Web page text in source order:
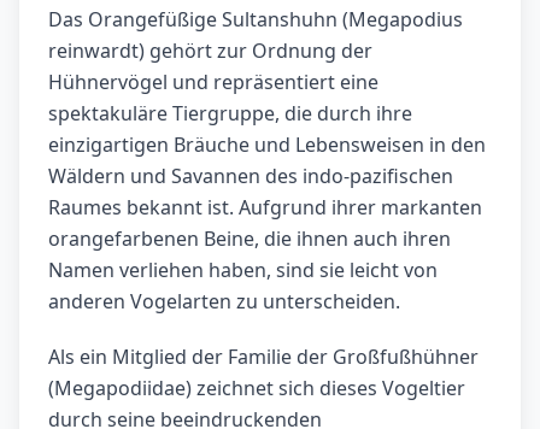
Das Orangefüßige Sultanshuhn (Megapodius
reinwardt) gehört zur Ordnung der
Hühnervögel und repräsentiert eine
spektakuläre Tiergruppe, die durch ihre
einzigartigen Bräuche und Lebensweisen in den
Wäldern und Savannen des indo-pazifischen
Raumes bekannt ist. Aufgrund ihrer markanten
orangefarbenen Beine, die ihnen auch ihren
Namen verliehen haben, sind sie leicht von
anderen Vogelarten zu unterscheiden.
Als ein Mitglied der Familie der Großfußhühner
(Megapodiidae) zeichnet sich dieses Vogeltier
durch seine beeindruckenden